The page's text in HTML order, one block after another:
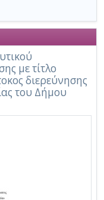
με τίτλο
διερεύνησης
του Δήμου